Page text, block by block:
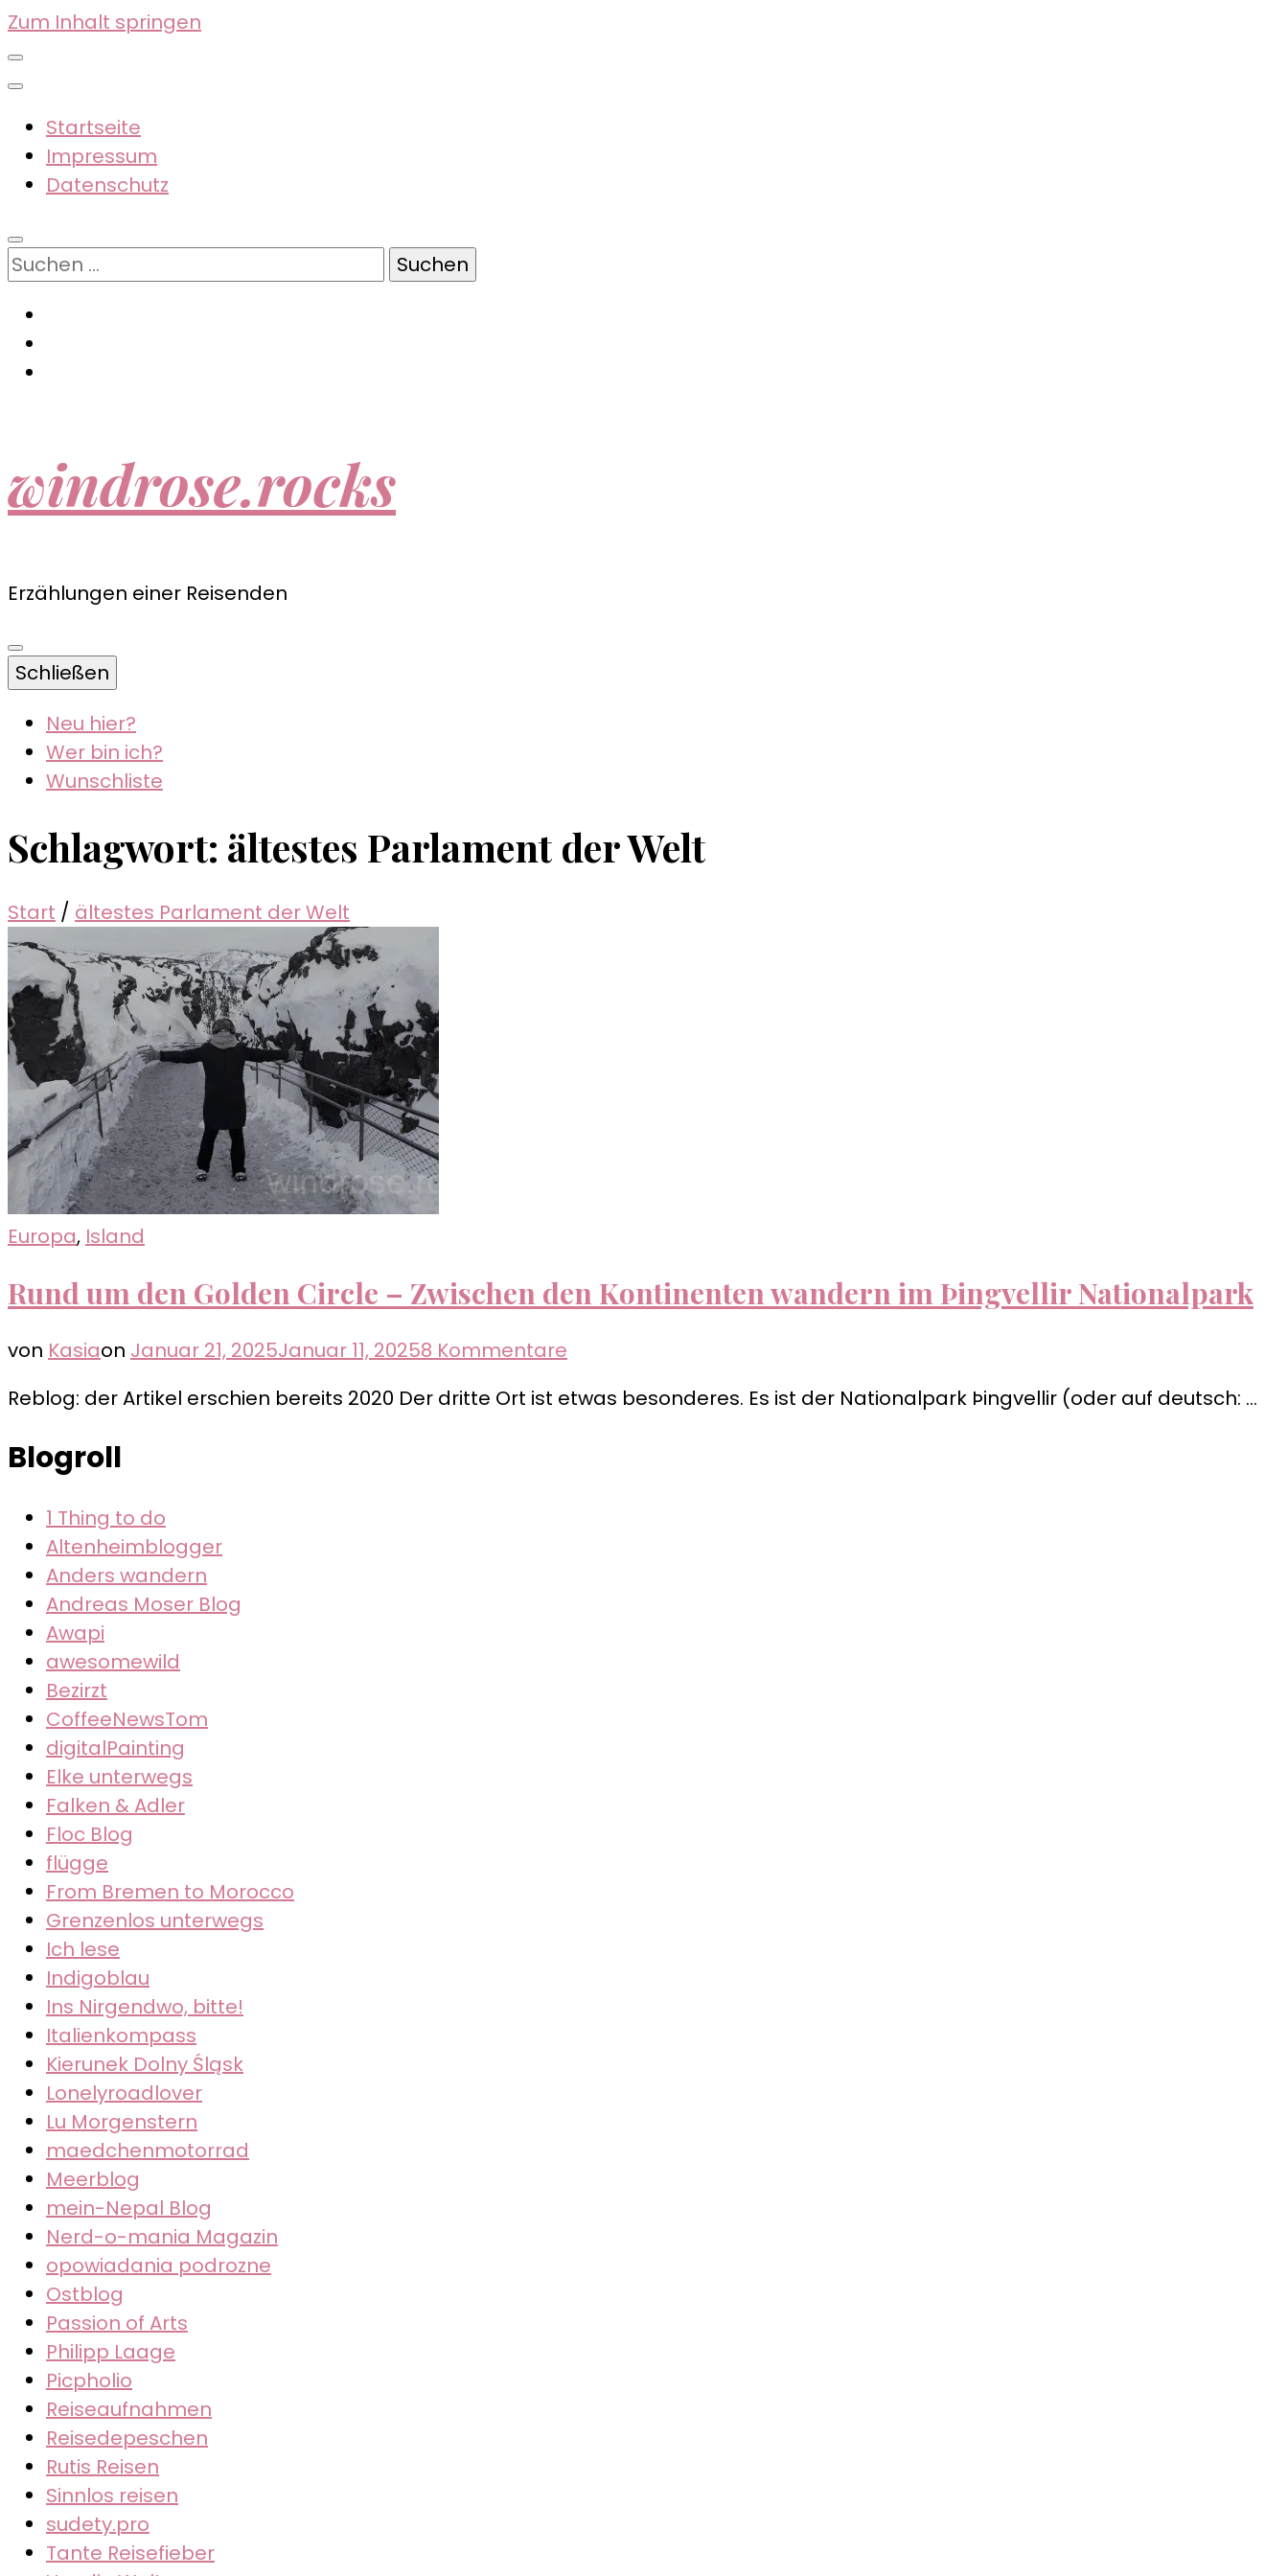
Zum Inhalt springen
Startseite
Impressum
Datenschutz
Suchen
nach:
windrose.rocks
Erzählungen einer Reisenden
Schließen
Neu hier?
Wer bin ich?
Wunschliste
Schlagwort: ältestes Parlament der Welt
Start / ältestes Parlament der Welt
Europa, Island
Rund um den Golden Circle – Zwischen den Kontinenten wandern im Þingvellir Nationalpark
von Kasiaon Januar 21, 2025Januar 11, 20258 Kommentare
um
Reblog: der Artikel erschien bereits 2020 Der dritte Ort ist etwas besonderes. Es ist der Nationalpark Þingvellir (oder auf deutsch: …
Blogroll
1 Thing to do
Altenheimblogger
Anders wandern
Andreas Moser Blog
Awapi
awesomewild
Bezirzt
CoffeeNewsTom
digitalPainting
Elke unterwegs
Falken & Adler
Floc Blog
flügge
From Bremen to Morocco
Grenzenlos unterwegs
Ich lese
Indigoblau
Ins Nirgendwo, bitte!
Italienkompass
Kierunek Dolny Śląsk
Lonelyroadlover
Lu Morgenstern
maedchenmotorrad
Meerblog
mein-Nepal Blog
Nerd-o-mania Magazin
opowiadania podrozne
Ostblog
Passion of Arts
Philipp Laage
Picpholio
Reiseaufnahmen
Reisedepeschen
Rutis Reisen
Sinnlos reisen
sudety.pro
Tante Reisefieber